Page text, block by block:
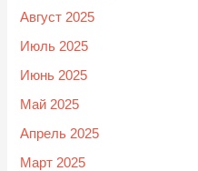
Август 2025
Июль 2025
Июнь 2025
Май 2025
Апрель 2025
Март 2025